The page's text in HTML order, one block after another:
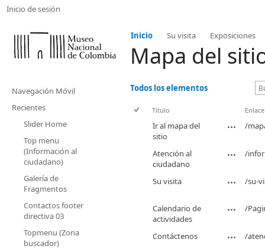
Inicio de sesión
Inicio Su visita Exposiciones
Mapa del
Navegación Móvil
Recientes
Slider Home
Top menu
(Información al
ciudadano)
Galería de
Fragmentos
Contactos footer
directiva 03
Topmenu (Zona
buscador)
Todos los elementos
Título Enlace
Ir al mapa del
sitio
/
Atención al
ciudadano
/
Su visita /su-
Calendario de
actividades
/
Contáctenos /